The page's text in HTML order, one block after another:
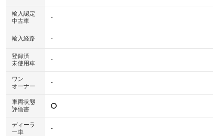
輸入認定
中古車
-
輸入経路 -
登録済
未使用車
-
ワン
オーナー
-
車両状態
評価書
ディーラ
ー車
-